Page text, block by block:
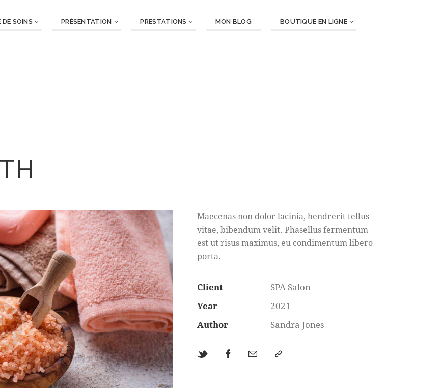
DE SOINS PRÉSENTATION PRESTATIONS MON BLOG BOUTIQUE EN LIGNE
Maecenas non dolor lacinia, hendrerit tellus
vitae, bibendum velit. Phasellus fermentum
est ut risus maximus, eu condimentum libero
porta.
Client
SPA Salon
Year
2021
Author
Sandra Jones